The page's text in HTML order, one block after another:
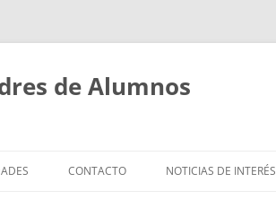
de Alumnos
CONTACTO NOTICIAS DE INTERÉS